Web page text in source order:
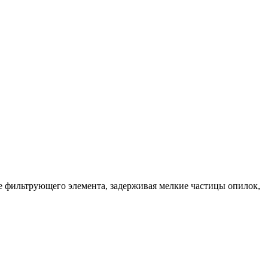
элемента, задерживая мелкие частицы опилок,